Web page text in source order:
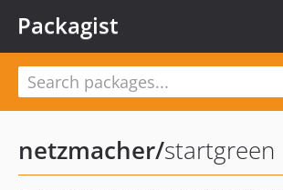
Packagist
netzmacher/startgreen